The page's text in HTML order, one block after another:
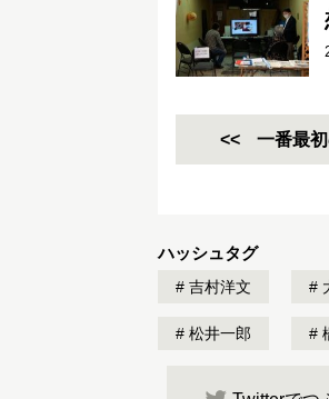
一番最
ハッシュタグ
吉村洋文
松井一郎